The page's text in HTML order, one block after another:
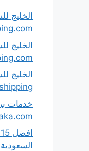
الخليج
الخليج
الخليج
خدمات